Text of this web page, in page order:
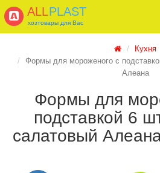
ALLPLAST
хозтовары для Вас
Кухня
Формы для мороженого с
Алеана
Формы для
подставкой 6
салатовый